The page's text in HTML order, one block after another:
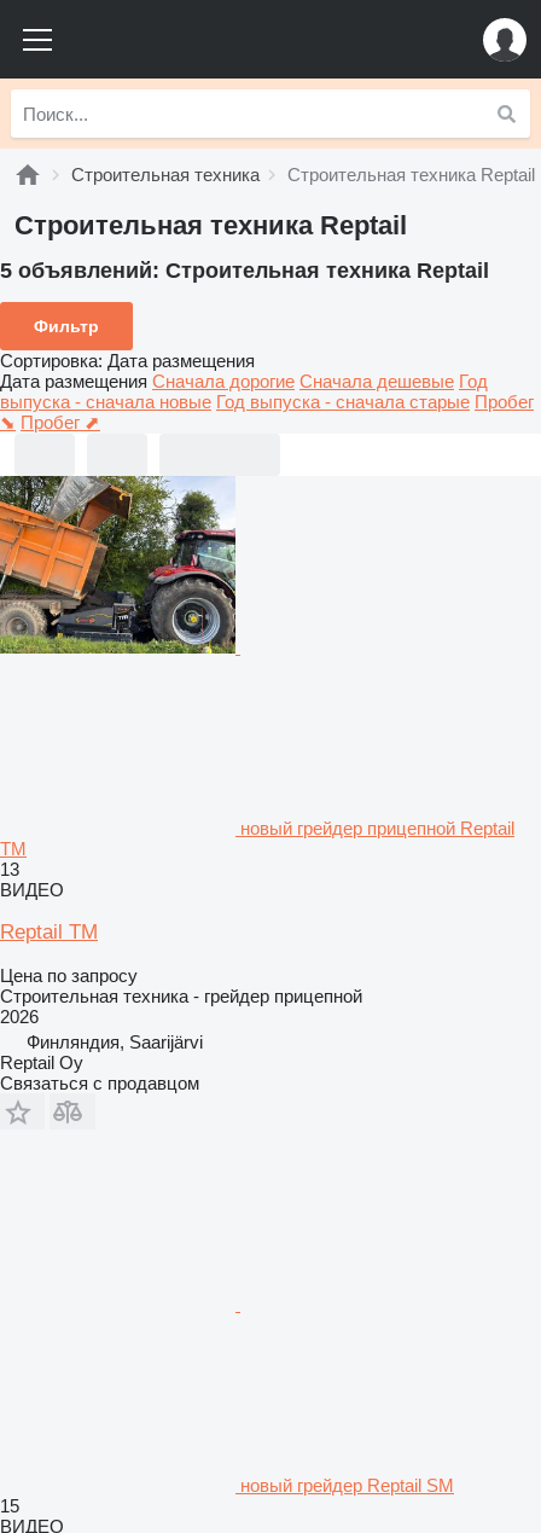
Строительная техника Строительная техника Reptail
Строительная техника Reptail
5 объявлений: Строительная техника Reptail
Фильтр
Сортировка: Дата размещения
Дата размещения Сначала дорогие Сначала дешевые Год
выпуска - сначала новые Год выпуска - сначала старые Пробег
⬊ Пробег ⬈
новый грейдер прицепной Reptail
TM
13
ВИДЕО
Reptail TM
Цена по запросу
Строительная техника - грейдер прицепной
2026
Финляндия, Saarijärvi
Reptail Oy
Связаться с продавцом
новый грейдер Reptail SM
15
ВИДЕО